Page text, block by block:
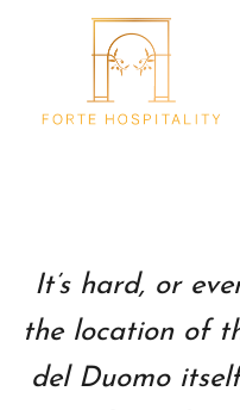
It’s hard, or
the location of
del Duomo